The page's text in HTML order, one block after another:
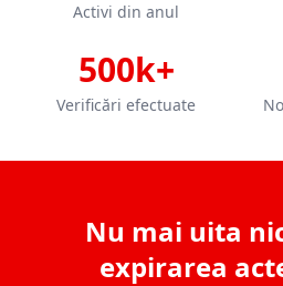
Activi din anul
500k+
Verificări efectuate
Nu mai uita
expirarea